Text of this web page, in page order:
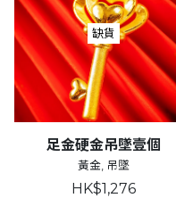
缺貨
足金硬金吊墜壹個
黃金, 吊墜
HK$1,276